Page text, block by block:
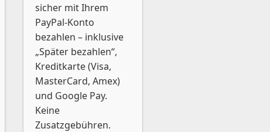
sicher mit Ihrem
PayPal-Konto
bezahlen – inklusive
„Später bezahlen“,
Kreditkarte (Visa,
MasterCard, Amex)
und Google Pay.
Keine
Zusatzgebühren.